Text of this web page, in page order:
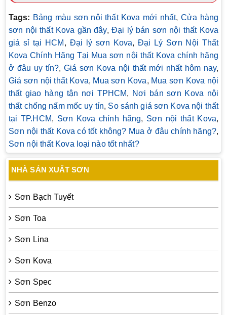
Tags: Bảng màu sơn nội thất Kova mới nhất, Cửa hàng
sơn nội thất Kova gần đây, Đại lý bán sơn nội thất Kova
giá sỉ tại HCM , Đại lý sơn Kova,Đại Lý Sơn Nội Thất
Kova Chính Hãng Tại Mua sơn nội thất Kova chính hãng
ở đâu uy tín?, Giá sơn Kova nội thất mới nhất hôm nay,
Giá sơn nội thất Kova, Mua sơn Kova, Mua sơn Kova nội
thất giao hàng tận nơi TPHCM, Nơi bán sơn Kova nội
thất chống nấm mốc uy tín, So sánh giá sơn Kova nội thất
tại TP.HCM, Sơn Kova chính hãng, Sơn nội thất Kova,
Sơn nội thất Kova có tốt không? Mua ở đâu chính hãng?,
Sơn nội thất Kova loại nào tốt nhất?
NHÀ SẢN XUẤT SƠN
Sơn Bạch Tuyết
Sơn Toa
Sơn Lina
Sơn Kova
Sơn Spec
Sơn Benzo